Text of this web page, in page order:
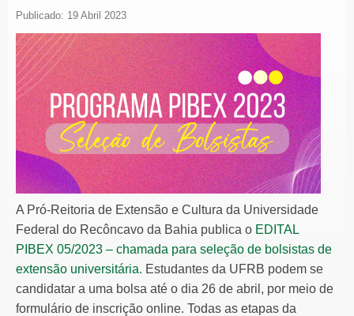
Publicado: 19 Abril 2023
A Pró-Reitoria de Extensão e Cultura da Universidade
Federal do Recôncavo da Bahia publica o EDITAL
PIBEX 05/2023 – chamada para seleção de bolsistas de
extensão universitária. Estudantes da UFRB podem se
candidatar a uma bolsa até o dia 26 de abril, por meio de
formulário de inscrição online. Todas as etapas da